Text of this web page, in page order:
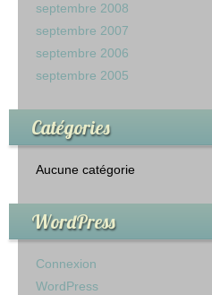
septembre 2008
septembre 2007
septembre 2006
septembre 2005
Catégories
Aucune catégorie
WordPress
Connexion
WordPress